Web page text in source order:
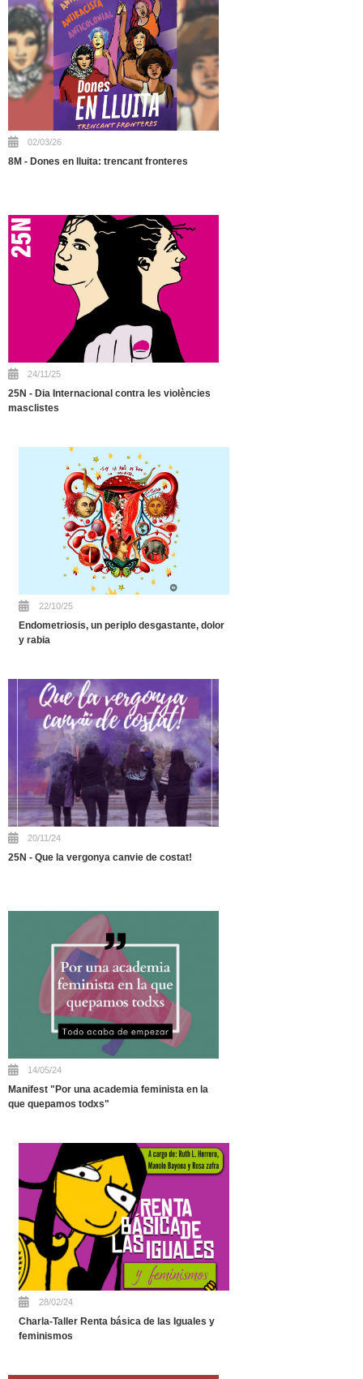
02/03/26
8M - Dones en lluita: trencant fronteres
24/11/25
25N - Dia Internacional contra les violències
masclistes
22/10/25
Endometriosis, un periplo desgastante, dolor
y rabia
20/11/24
25N - Que la vergonya canvie de costat!
14/05/24
Manifest "Por una academia feminista en la
que quepamos todxs"
28/02/24
Charla-Taller Renta básica de las Iguales y
feminismos